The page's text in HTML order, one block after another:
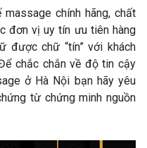
chính hãng, chất
đơn vị uy tín ưu tiên hàng
được chữ “tín” với khách
chắc chắn về độ tin cậy
ở Hà Nội bạn hãy yêu
từ chứng minh nguồn